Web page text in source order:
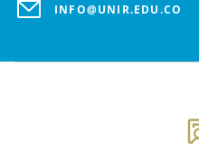
INFO@UNIR.EDU.CO